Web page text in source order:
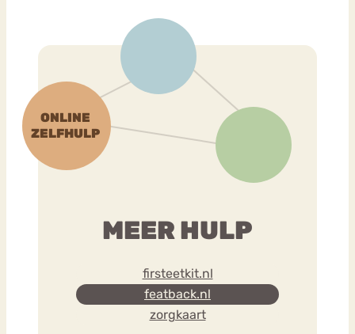
MEER HULP
firsteetkit.nl
featback.nl
zorgkaart